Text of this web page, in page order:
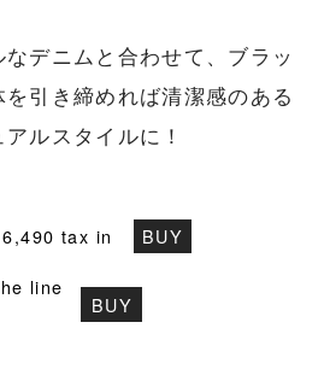
デニムと合わせて、ブラッ
引き締めれば清潔感のある
ルスタイルに！
6,490 tax in BUY
line
BUY